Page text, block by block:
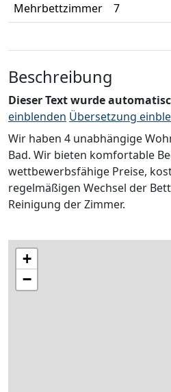
Mehrbettzimmer
7
Beschreibung
Dieser Text wurde
einblenden Übersetzung
Wir haben 4 unabhängige
Bad. Wir bieten komfortable
wettbewerbsfähige Preise,
regelmäßigen Wechsel der
Reinigung der Zimmer.
+
−